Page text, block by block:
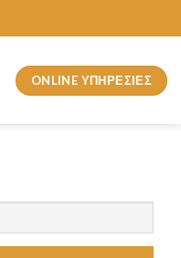
ONLINE ΥΠΗΡΕΣΙΕΣ